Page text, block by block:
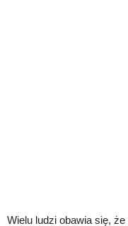
Wielu ludzi obawia się,